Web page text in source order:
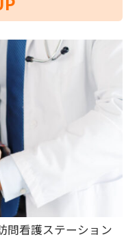
看護ステーション